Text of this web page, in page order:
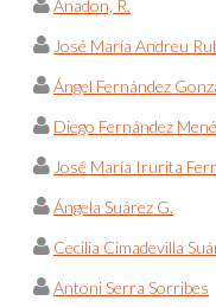
Anadon, R.
José María Andreu
Ángel Fernández
Diego Fernández
José María Irurita
Ángela Suárez G.
Cecilia Cimadevilla
Antoni Serra Sorribes